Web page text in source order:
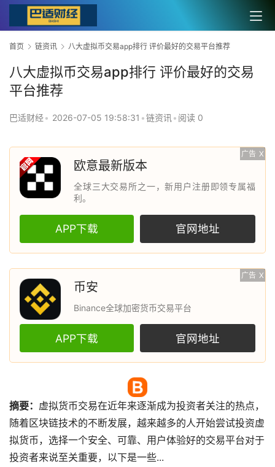
首页 链资讯 八大虚拟币交易app排行 评价最好的交易平台推荐
八大虚拟币交易app排行 评价最好的交易
平台推荐
巴适财经• 2026-07-05 19:58:31 •链资讯 • 阅读 0
广告 X
欧意最新版本
全球三大交易所之一，新用户注册即领专属福
利。
APP下载 官网地址
广告 X
币安
Binance全球加密货币交易平台
APP下载 官网地址
摘要： 虚拟货币交易在近年来逐渐成为投资者关注的热点，
随着区块链技术的不断发展，越来越多的人开始尝试投资虚
拟货币，选择一个安全、可靠、用户体验好的交易平台对于
投资者来说至关重要，以下是一些...